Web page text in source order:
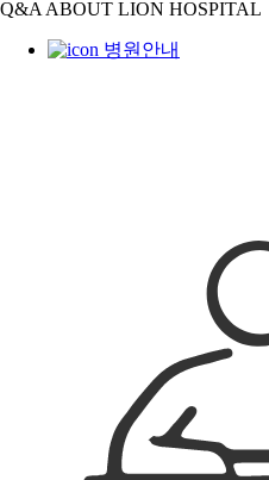
Q&A ABOUT LION HOSPITAL